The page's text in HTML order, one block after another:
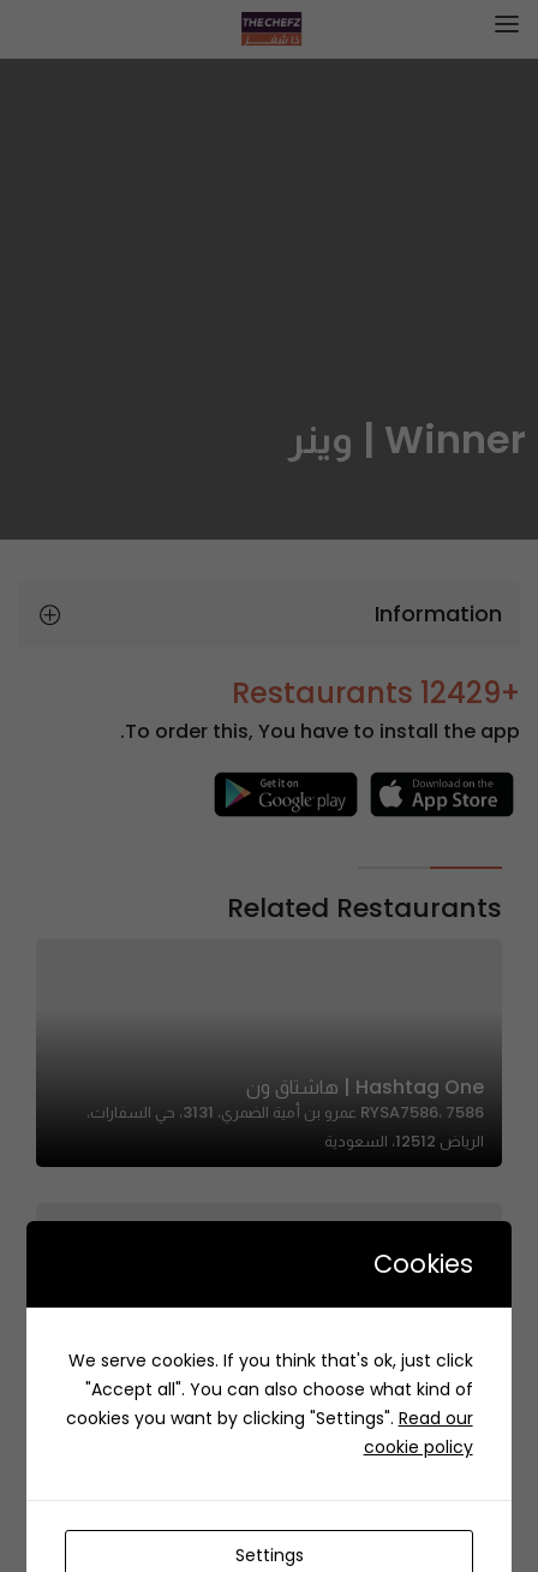
Winner | وينر
Information
+12429 Restaurants
To order this, You have to install the app.
Related Restaurants
Hashtag One | هاشتاق ون
RYSA7586، 7586 عمرو بن أمية الضمري، 3131، حي السفارات،
الرياض 12512، السعودية
Baalbek – بعلبك
Cookies
We serve cookies. If you think that's ok, just click
"Accept all". You can also choose what kind of
cookies you want by clicking "Settings". Read our
cookie policy
Settings